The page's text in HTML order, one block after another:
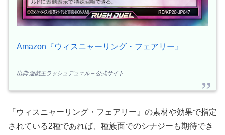
Amazon『ウィスニャーリング・フェアリー』
出典:遊戯王ラッシュデュエル – 公式サイト
『ウィスニャーリング・フェアリー』の素材や効果で指定
されている2種であれば、種族面でのシナジーも期待でき